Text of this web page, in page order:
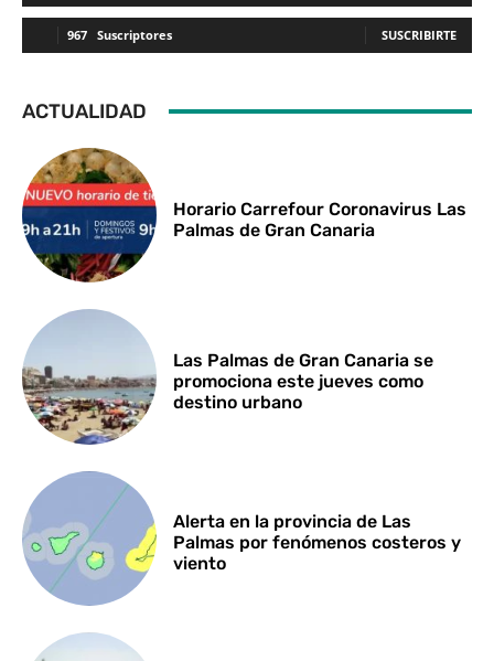
967 Suscriptores SUSCRIBIRTE
ACTUALIDAD
Horario Carrefour Coronavirus Las
Palmas de Gran Canaria
Las Palmas de Gran Canaria se
promociona este jueves como
destino urbano
Alerta en la provincia de Las
Palmas por fenómenos costeros y
viento